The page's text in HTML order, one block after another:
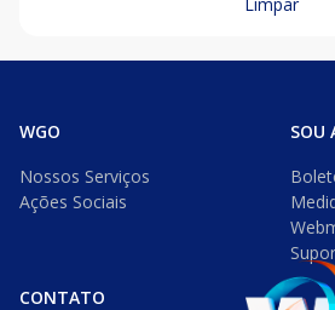
WGO
Nossos Serviços
Ações Sociais
SOU
CONTATO